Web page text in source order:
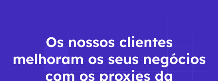
Os nossos clientes
melhoram os seus negócios
com os proxies da